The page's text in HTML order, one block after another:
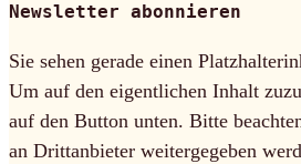
Newsletter abonnieren
Sie sehen gerade einen
Um auf den eigentlichen Inhalt
auf den Button unten. Bitte
an Drittanbieter weitergegeben